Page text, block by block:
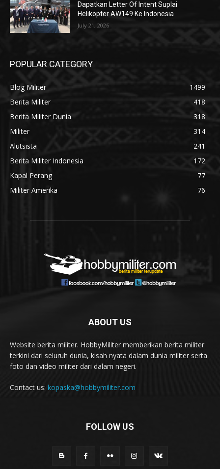
Dapatkan Letter Of Intent Suplai
Helikopter AW149 Ke Indonesia
July 21, 2026
POPULAR CATEGORY
Blog Militer
1499
Berita Militer
418
Berita Militer Dunia
318
Militer
314
Alutsista
241
Berita Militer Indonesia
172
Kapal Perang
77
Militer Amerika
76
ABOUT US
Website berita militer. HobbyMiliter memberikan berita militer
terkini dari seluruh dunia, kisah nyata dalam dunia militer serta
foto dan video militer dari dalam negeri.
Contact us: kopaska@hobbymiliter.com
FOLLOW US